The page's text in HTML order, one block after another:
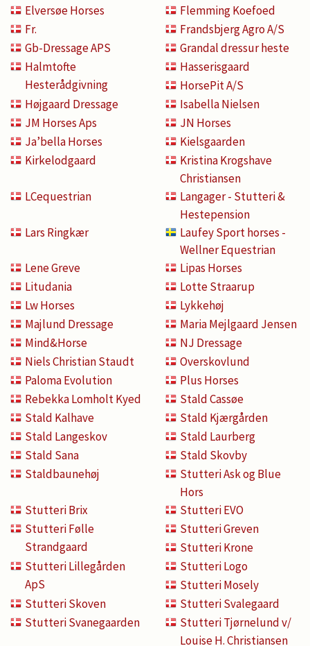
Elversøe Horses
Flemming Koefoed
Fr.
Frandsbjerg Agro A/S
Gb-Dressage APS
Grandal dressur heste
Halmtofte
Hesterådgivning
Hasserisgaard
HorsePit A/S
Højgaard Dressage
Isabella Nielsen
JM Horses Aps
JN Horses
Ja’bella Horses
Kielsgaarden
Kirkelodgaard
Kristina Krogshave
Christiansen
LCequestrian
Langager - Stutteri &
Hestepension
Lars Ringkær
Laufey Sport horses -
Wellner Equestrian
Lene Greve
Lipas Horses
Litudania
Lotte Straarup
Lw Horses
Lykkehøj
Majlund Dressage
Maria Mejlgaard Jensen
Mind&Horse
NJ Dressage
Niels Christian Staudt
Overskovlund
Paloma Evolution
Plus Horses
Rebekka Lomholt Kyed
Stald Cassøe
Stald Kalhave
Stald Kjærgården
Stald Langeskov
Stald Laurberg
Stald Sana
Stald Skovby
Staldbaunehøj
Stutteri Ask og Blue
Hors
Stutteri Brix
Stutteri EVO
Stutteri Følle
Strandgaard
Stutteri Greven
Stutteri Krone
Stutteri Lillegården
ApS
Stutteri Logo
Stutteri Mosely
Stutteri Skoven
Stutteri Svalegaard
Stutteri Svanegaarden
Stutteri Tjørnelund v/
Louise H. Christiansen